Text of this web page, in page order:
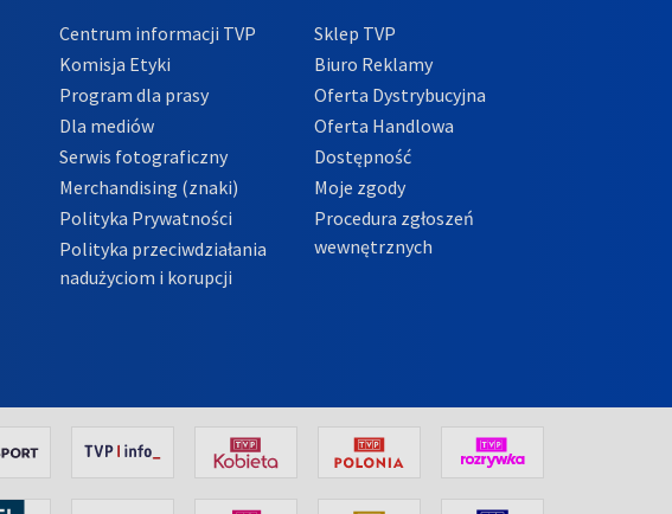
Centrum informacji TVP
Komisja Etyki
Program dla prasy
Dla mediów
Serwis fotograficzny
Merchandising (znaki)
Polityka Prywatności
Polityka przeciwdziałania
nadużyciom i korupcji
Sklep TVP
Biuro Reklamy
Oferta Dystrybucyjna
Oferta Handlowa
Dostępność
Moje zgody
Procedura zgłoszeń
wewnętrznych